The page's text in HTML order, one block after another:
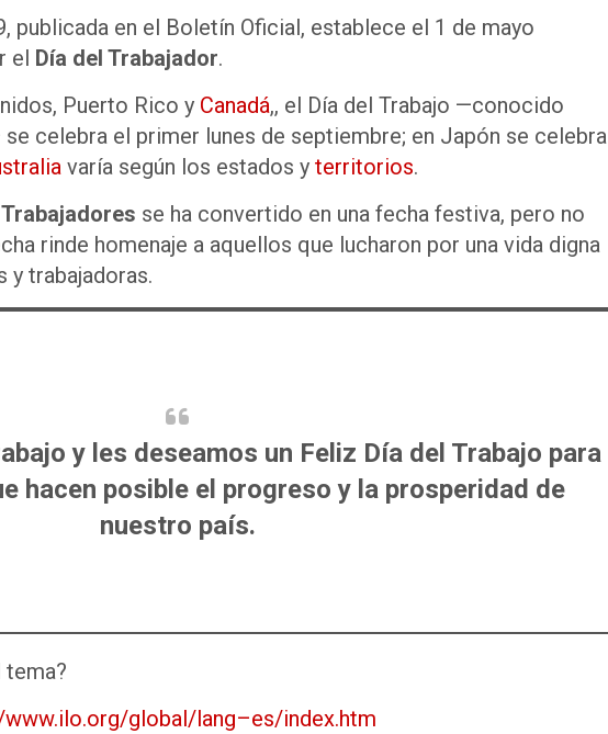
publicada en el Boletín Oficial, establece el 1 de mayo
el Día del Trabajador.
Puerto Rico y Canadá,, el Día del Trabajo —conocido
celebra el primer lunes de septiembre; en Japón se celebra
varía según los estados y territorios.
se ha convertido en una fecha festiva, pero no
rinde homenaje a aquellos que lucharon por una vida digna
y trabajadoras.
y les deseamos un Feliz Día del Trabajo para
hacen posible el progreso y la prosperidad de
nuestro país.
tema?
global/lang–es/index.htm